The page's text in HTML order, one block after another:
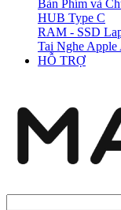
Bàn Phím và
HUB Type C
RAM - SSD
Tai Nghe Apple
HỖ TRỢ